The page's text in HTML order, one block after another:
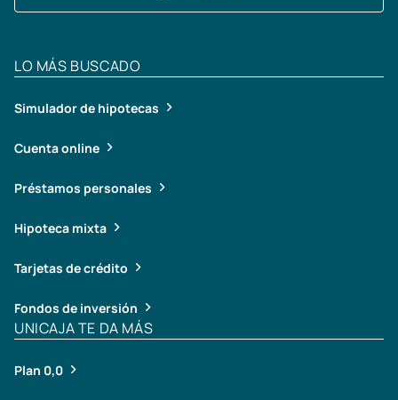
LO MÁS BUSCADO
Simulador de hipotecas
Cuenta online
Préstamos personales
Hipoteca mixta
Tarjetas de crédito
Fondos de inversión
UNICAJA TE DA MÁS
Plan 0,0